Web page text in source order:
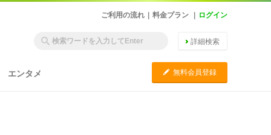
ご利用の流れ 料金プラン ログイン
詳細検索
エンタメ C 無料会員登録